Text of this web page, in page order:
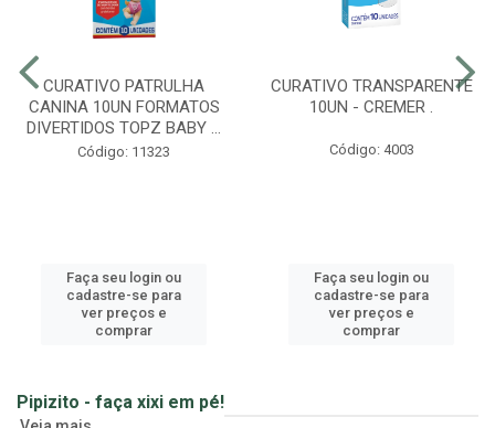
CURATIVO PATRULHA
CANINA 10UN FORMATOS
DIVERTIDOS TOPZ BABY ...
Código: 11323
Faça seu login ou
cadastre-se para
ver preços e
comprar
CURATIVO TRANSPARENTE
10UN - CREMER .
Código: 4003
Faça seu login ou
cadastre-se para
ver preços e
comprar
Pipizito - faça xixi em pé!